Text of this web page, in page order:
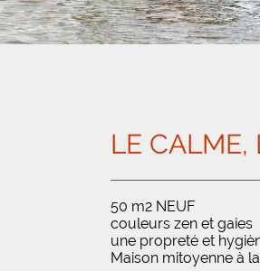
LE
50 m2 NEUF
couleurs zen et gaies
une propreté et
Maison mitoyenne à